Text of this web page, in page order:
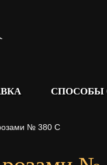
СПОСОБЫ
№ 380 С